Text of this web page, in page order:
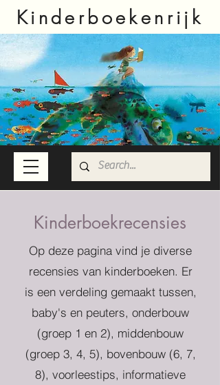
Kinderboekenrijk
Kinderboekrecensies
Op deze pagina vind je diverse
recensies van kinderboeken. Er
is een verdeling gemaakt tussen,
baby's en peuters, onderbouw
(groep 1 en 2), middenbouw
(groep 3, 4, 5), bovenbouw (6, 7,
8), voorleestips, informatieve